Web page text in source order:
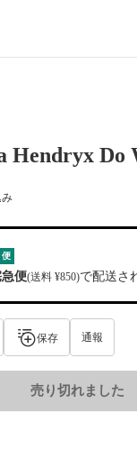
Hendryx Do
便
便(送料 ¥850)で配送さ
保存 通報
売り切れました